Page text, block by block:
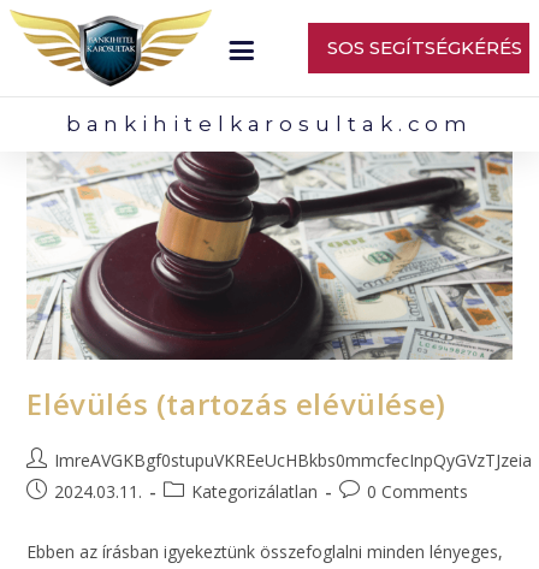
SOS SEGÍTSÉGKÉRÉS
bankihitelkarosultak.com
Elévülés (tartozás elévülése)
ImreAVGKBgf0stupuVKREeUcHBkbs0mmcfecInpQyGVzTJzeia
2024.03.11.
Kategorizálatlan 0 Comments
Ebben az írásban igyekeztünk összefoglalni minden lényeges,